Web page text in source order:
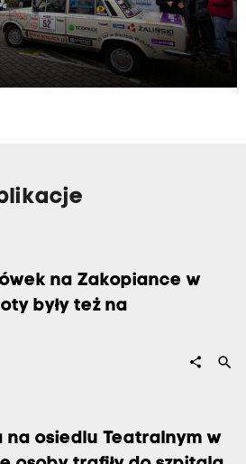
na Zakopiance w
były też na
share search
na osiedlu Teatralnym w